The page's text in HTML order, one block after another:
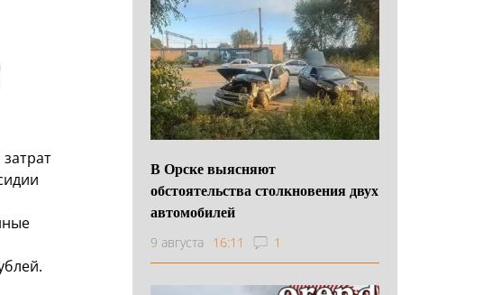
В Орске выясняют
обстоятельства столкновения двух
автомобилей
9 августа 16:11 1